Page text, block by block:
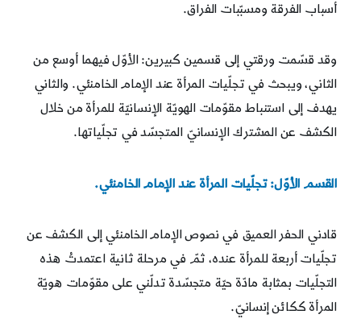
أسباب الفرقة ومسبّبات الفراق.
وقد قسّمت ورقتي إلى قسمين كبيرين: الأوّل فيهما أوسع من
الثاني، ويبحث في تجلّيات المرأة عند الإمام الخامنئي. والثاني
يهدف إلى استنباط مقوّمات الهويّة الإنسانيّة للمرأة من خلال
الكشف عن المشترك الإنسانيّ المتجسّد في تجلّياتها.
القسم الأوّل: تجلّيات المرأة عند الإمام الخامنئي.
قادني الحفر العميق في نصوص الإمام الخامنئي إلى الكشف عن
تجلّيات أربعة للمرأة عنده، ثمّ في مرحلة ثانية اعتمدتُ هذه
التجلّيات بمثابة مادّة حيّة متجسّدة تدلّني على مقوّمات هويّة
المرأة ككائن إنسانيّ.